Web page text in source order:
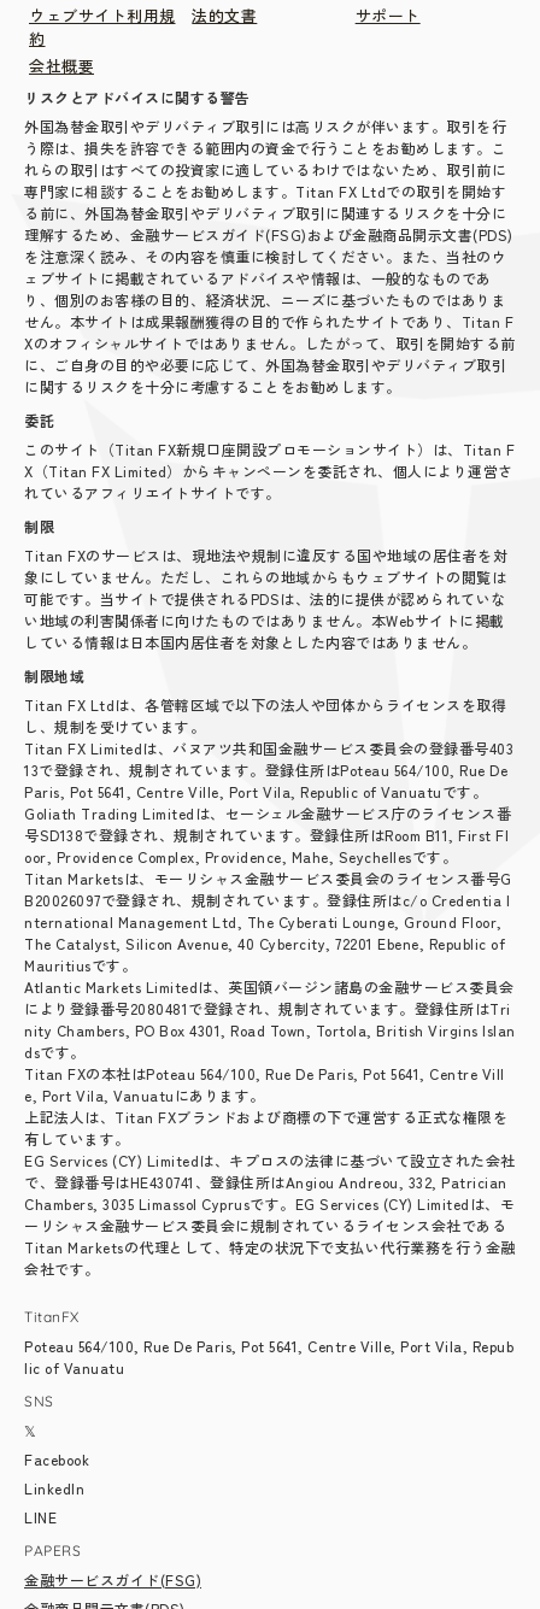
ウェブサイト利用規
約
法的文書 サポート
会社概要
リスクとアドバイスに関する警告
外国為替金取引やデリバティブ取引には高リスクが伴います。取引を行
う際は、損失を許容できる範囲内の資金で行うことをお勧めします。こ
れらの取引はすべての投資家に適しているわけではないため、取引前に
専門家に相談することをお勧めします。Titan FX Ltdでの取引を開始す
る前に、外国為替金取引やデリバティブ取引に関連するリスクを十分に
理解するため、金融サービスガイド(FSG)および金融商品開示文書(PDS)
を注意深く読み、その内容を慎重に検討してください。また、当社のウ
ェブサイトに掲載されているアドバイスや情報は、一般的なものであ
り、個別のお客様の目的、経済状況、ニーズに基づいたものではありま
せん。本サイトは成果報酬獲得の目的で作られたサイトであり、Titan F
Xのオフィシャルサイトではありません。したがって、取引を開始する前
に、ご自身の目的や必要に応じて、外国為替金取引やデリバティブ取引
に関するリスクを十分に考慮することをお勧めします。
委託
このサイト（Titan FX新規口座開設プロモーションサイト）は、Titan F
X（Titan FX Limited）からキャンペーンを委託され、個人により運営さ
れているアフィリエイトサイトです。
制限
Titan FXのサービスは、現地法や規制に違反する国や地域の居住者を対
象にしていません。ただし、これらの地域からもウェブサイトの閲覧は
可能です。当サイトで提供されるPDSは、法的に提供が認められていな
い地域の利害関係者に向けたものではありません。本Webサイトに掲載
している情報は日本国内居住者を対象とした内容ではありません。
制限地域
Titan FX Ltdは、各管轄区域で以下の法人や団体からライセンスを取得
し、規制を受けています。
Titan FX Limitedは、バヌアツ共和国金融サービス委員会の登録番号403
13で登録され、規制されています。登録住所はPoteau 564/100, Rue De
Paris, Pot 5641, Centre Ville, Port Vila, Republic of Vanuatuです。
Goliath Trading Limitedは、セーシェル金融サービス庁のライセンス番
号SD138で登録され、規制されています。登録住所はRoom B11, First Fl
oor, Providence Complex, Providence, Mahe, Seychellesです。
Titan Marketsは、モーリシャス金融サービス委員会のライセンス番号G
B20026097で登録され、規制されています。登録住所はc/o Credentia I
nternational Management Ltd, The Cyberati Lounge, Ground Floor,
The Catalyst, Silicon Avenue, 40 Cybercity, 72201 Ebene, Republic of
Mauritiusです。
Atlantic Markets Limitedは、英国領バージン諸島の金融サービス委員会
により登録番号2080481で登録され、規制されています。登録住所はTri
nity Chambers, PO Box 4301, Road Town, Tortola, British Virgins Islan
dsです。
Titan FXの本社はPoteau 564/100, Rue De Paris, Pot 5641, Centre Vill
e, Port Vila, Vanuatuにあります。
上記法人は、Titan FXブランドおよび商標の下で運営する正式な権限を
有しています。
EG Services (CY) Limitedは、キプロスの法律に基づいて設立された会社
で、登録番号はHE430741、登録住所はAngiou Andreou, 332, Patrician
Chambers, 3035 Limassol Cyprusです。EG Services (CY) Limitedは、モ
ーリシャス金融サービス委員会に規制されているライセンス会社である
Titan Marketsの代理として、特定の状況下で支払い代行業務を行う金融
会社です。
TitanFX
Poteau 564/100, Rue De Paris, Pot 5641, Centre Ville, Port Vila, Repub
lic of Vanuatu
SNS
𝕏
Facebook
LinkedIn
LINE
PAPERS
金融サービスガイド(FSG)